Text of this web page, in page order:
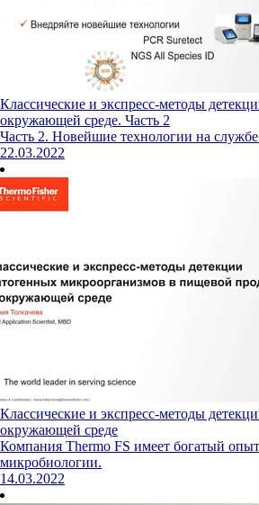
Классические и экспресс-методы
окружающей среде. Часть 2
Часть 2. Новейшие технологии на
22.03.2022
Классические и экспресс-методы
окружающей среде
Компания Thermo FS имеет богатый
микробиологии.
14.03.2022